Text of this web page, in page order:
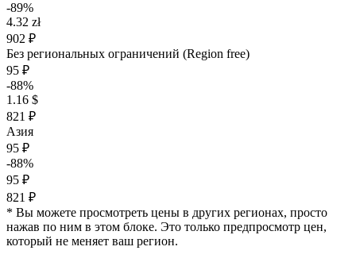
-89%
4.32 zł
902 ₽
Без региональных ограничений (Region free)
95 ₽
-88%
1.16 $
821 ₽
Азия
95 ₽
-88%
95 ₽
821 ₽
* Вы можете просмотреть цены в других регионах, просто
нажав по ним в этом блоке. Это только предпросмотр цен,
который не меняет ваш регион.